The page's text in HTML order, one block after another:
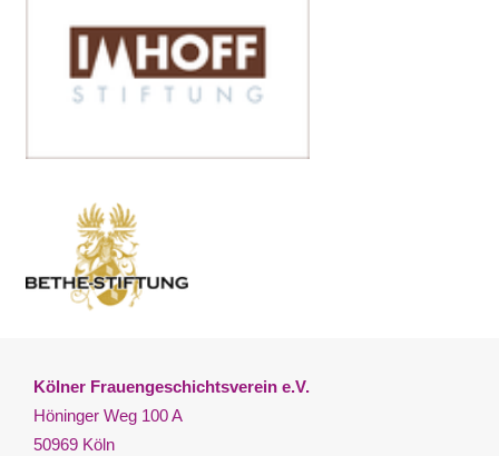
Kölner Frauengeschichtsverein e.V.
Höninger Weg 100 A
50969 Köln